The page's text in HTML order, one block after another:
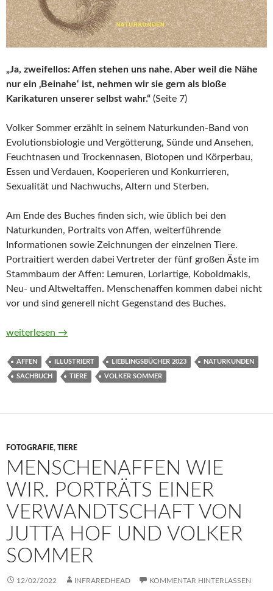
„Ja, zweifellos: Affen stehen uns nahe. Aber weil die Nähe
nur ein ‚Beinahe‘ ist, nehmen wir sie gern als bloße
Karikaturen unserer selbst wahr.“ (Seite 7)
Volker Sommer erzählt in seinem Naturkunden-Band von
Evolutionsbiologie und Vergötterung, Sünde und Ansehen,
Feuchtnasen und Trockennasen, Biotopen und Körperbau,
Essen und Verdauen, Kooperieren und Konkurrieren,
Sexualität und Nachwuchs, Altern und Sterben.
Am Ende des Buches finden sich, wie üblich bei den
Naturkunden, Portraits von Affen, weiterführende
Informationen sowie Zeichnungen der einzelnen Tiere.
Portraitiert werden dabei Vertreter der fünf großen Äste im
Stammbaum der Affen: Lemuren, Loriartige, Koboldmakis,
Neu- und Altweltaffen. Menschenaffen kommen dabei nicht
vor und sind generell nicht Gegenstand des Buches.
Affen. Ein Portrait (Naturkunden) von Volker Sommer
weiterlesen →
AFFEN ILLUSTRIERT LIEBLINGSBÜCHER 2023 NATURKUNDEN
SACHBUCH TIERE VOLKER SOMMER
FOTOGRAFIE, TIERE
MENSCHENAFFEN WIE
WIR. PORTRÄTS EINER
VERWANDTSCHAFT VON
JUTTA HOF UND VOLKER
SOMMER
12/02/2022 INFRAREDHEAD KOMMENTAR HINTERLASSEN